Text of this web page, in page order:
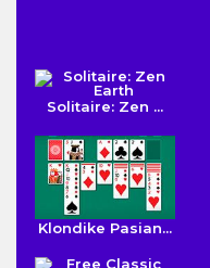
Solitaire: Zen ...
Klondike Pasian...